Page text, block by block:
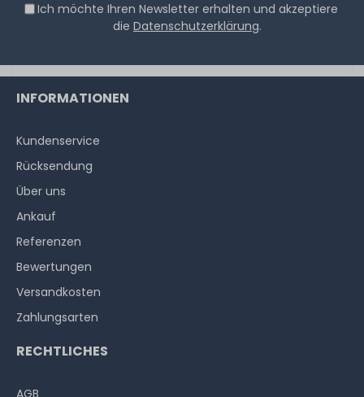
Ich möchte Ihren Newsletter erhalten und akzeptiere
die Datenschutzerklärung.
INFORMATIONEN
Kundenservice
Rücksendung
Über uns
Ankauf
Referenzen
Bewertungen
Versandkosten
Zahlungsarten
RECHTLICHES